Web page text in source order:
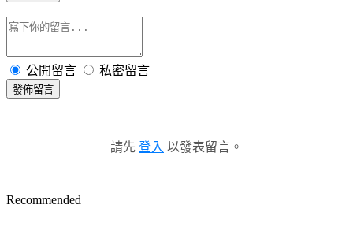
公開留言 私密留言
發佈留言
請先 登入 以發表留言。
Recommended